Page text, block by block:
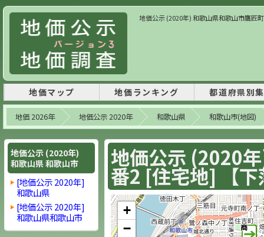
地価公示 (2020年) 和歌山県和歌山市鷹匠
地価マップ 地価ランキング 都道府県別
地価 2026年 地価公示 2020年 和歌山県 和歌山市(地図)
地価公示 (2020
番2 [住宅地] 【
+
−
地価公示 (2020年)
和歌山県 和歌山市
[地価公示 2020年]
和歌山県
[地価公示 2020年]
和歌山県和歌山市